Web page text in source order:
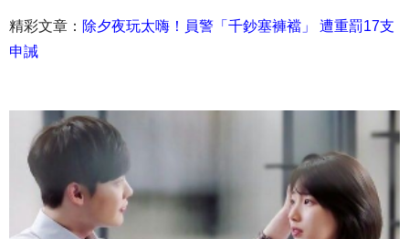
精彩文章： 除夕夜玩太嗨！員警「千鈔塞褲襠」 遭重罰17支
申誡